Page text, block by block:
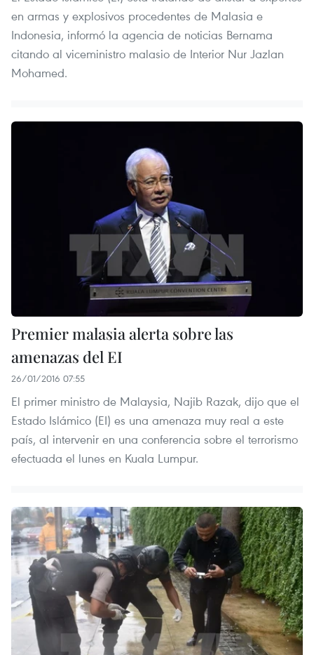
en armas y explosivos procedentes de Malasia e
Indonesia, informó la agencia de noticias Bernama
citando al viceministro malasio de Interior Nur Jazlan
Mohamed.
Premier malasia alerta sobre las
amenazas del EI
26/01/2016 07:55
El primer ministro de Malaysia, Najib Razak, dijo que el
Estado Islámico (EI) es una amenaza muy real a este
país, al intervenir en una conferencia sobre el terrorismo
efectuada el lunes en Kuala Lumpur.